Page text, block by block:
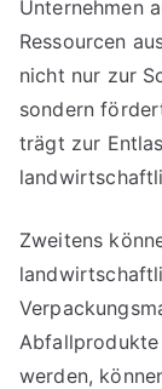
Unternehmen
Ressourcen
nicht nur zur
sondern
trägt zur
Zweitens
werden,